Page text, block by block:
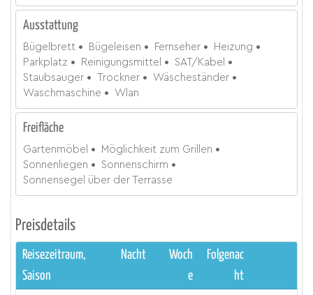
Ausstattung
Bügelbrett Bügeleisen Fernseher
Heizung
Parkplatz
Reinigungsmittel
SAT/Kabel
Staubsauger
Trockner
Wäscheständer
Waschmaschine
Wlan
Freifläche
Gartenmöbel
Möglichkeit zum Grillen
Sonnenliegen
Sonnenschirm
Sonnensegel über der Terrasse
Preisdetails
Reisezeitraum,
Saison
Nacht
Woch
e
Folgenac
ht